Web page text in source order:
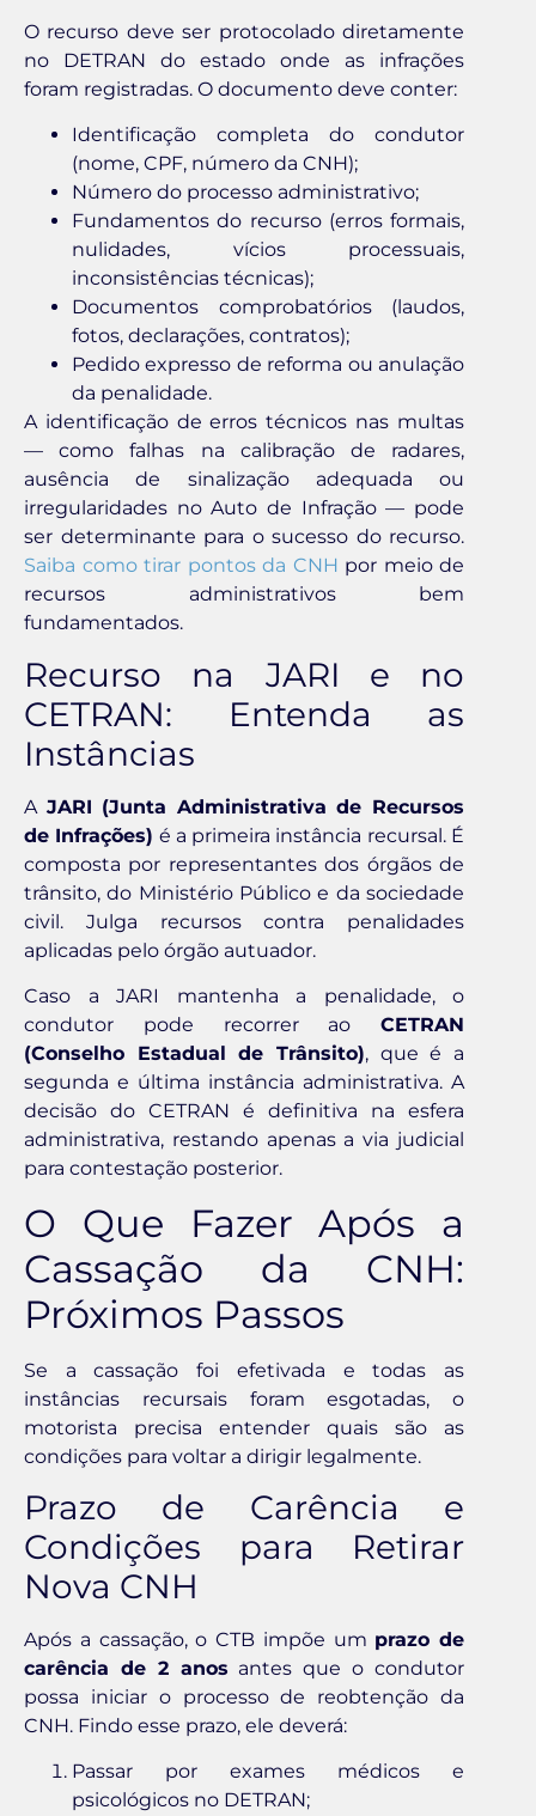
O recurso deve ser protocolado diretamente
no DETRAN do estado onde as infrações
foram registradas. O documento deve conter:
Identificação completa do condutor
(nome, CPF, número da CNH);
Número do processo administrativo;
Fundamentos do recurso (erros formais,
nulidades, vícios processuais,
inconsistências técnicas);
Documentos comprobatórios (laudos,
fotos, declarações, contratos);
Pedido expresso de reforma ou anulação
da penalidade.
A identificação de erros técnicos nas multas
— como falhas na calibração de radares,
ausência de sinalização adequada ou
irregularidades no Auto de Infração — pode
ser determinante para o sucesso do recurso.
Saiba como tirar pontos da CNH por meio de
recursos administrativos bem
fundamentados.
Recurso na JARI e no
CETRAN: Entenda as
Instâncias
A JARI (Junta Administrativa de Recursos
de Infrações) é a primeira instância recursal. É
composta por representantes dos órgãos de
trânsito, do Ministério Público e da sociedade
civil. Julga recursos contra penalidades
aplicadas pelo órgão autuador.
Caso a JARI mantenha a penalidade, o
condutor pode recorrer ao CETRAN
(Conselho Estadual de Trânsito), que é a
segunda e última instância administrativa. A
decisão do CETRAN é definitiva na esfera
administrativa, restando apenas a via judicial
para contestação posterior.
O Que Fazer Após a
Cassação da CNH:
Próximos Passos
Se a cassação foi efetivada e todas as
instâncias recursais foram esgotadas, o
motorista precisa entender quais são as
condições para voltar a dirigir legalmente.
Prazo de Carência e
Condições para Retirar
Nova CNH
Após a cassação, o CTB impõe um prazo de
carência de 2 anos antes que o condutor
possa iniciar o processo de reobtenção da
CNH. Findo esse prazo, ele deverá:
Passar por exames médicos e
psicológicos no DETRAN;